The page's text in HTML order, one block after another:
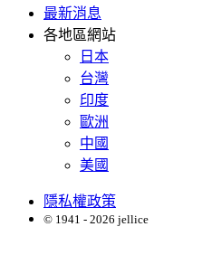
最新消息
各地區網站
日本
台灣
印度
歐洲
中國
美國
隱私權政策
© 1941 - 2026 jellice